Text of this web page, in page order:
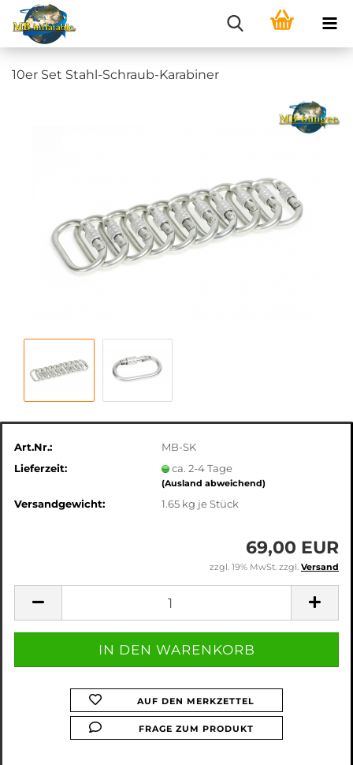
10er Set Stahl-Schraub-Karabiner
Art.Nr.:
MB-SK
Lieferzeit:
ca. 2-4 Tage
(Ausland abweichend)
Versandgewicht: 1.65kg je Stück
69,00 EUR
zzgl. 19% MwSt. zzgl. Versand
AUF DEN MERKZETTEL
FRAGE ZUM PRODUKT